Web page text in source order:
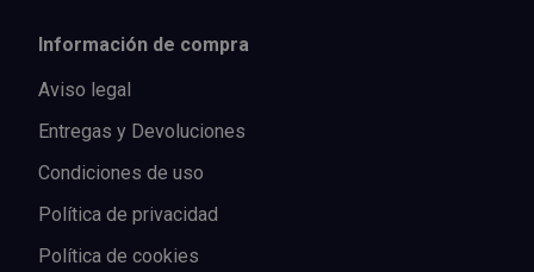
Información de compra
Aviso legal
Entregas y Devoluciones
Condiciones de uso
Política de privacidad
Política de cookies